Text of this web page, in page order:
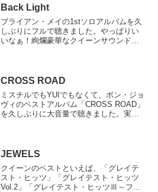
スペース』 までが...
Back Light
ブライアン・メイの1stソロアルバムを久
しぶりにフルで聴きました。やっぱりい
いなぁ！絢爛豪華なクイーンサウンドを
実にいい！そして何...
CROSS ROAD
ミスチルでもYUIでもなくて、ボン・ジョ
ヴィのベストアルバム「CROSS ROAD」
を久しぶりに大音量で聴きました。実は
こともあり、...
JEWELS
クイーンのベストといえば、「グレイテ
スト・ヒッツ」「グレイテスト・ヒッツ
Vol.2」「グレイテスト・ヒッツⅢ～フレ